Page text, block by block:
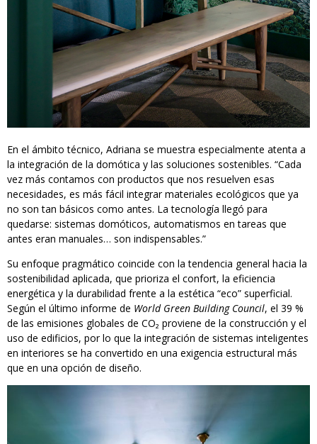
En el ámbito técnico, Adriana se muestra especialmente atenta a
la integración de la domótica y las soluciones sostenibles. “Cada
vez más contamos con productos que nos resuelven esas
necesidades, es más fácil integrar materiales ecológicos que ya
no son tan básicos como antes. La tecnología llegó para
quedarse: sistemas domóticos, automatismos en tareas que
antes eran manuales… son indispensables.”
Su enfoque pragmático coincide con la tendencia general hacia la
sostenibilidad aplicada, que prioriza el confort, la eficiencia
energética y la durabilidad frente a la estética “eco” superficial.
Según el último informe de World Green Building Council, el 39 %
de las emisiones globales de CO₂ proviene de la construcción y el
uso de edificios, por lo que la integración de sistemas inteligentes
en interiores se ha convertido en una exigencia estructural más
que en una opción de diseño.